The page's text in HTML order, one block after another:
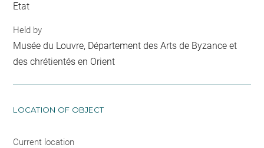
Etat
Held by
Musée du Louvre, Département des Arts de Byzance et
des chrétientés en Orient
LOCATION OF OBJECT
Current location